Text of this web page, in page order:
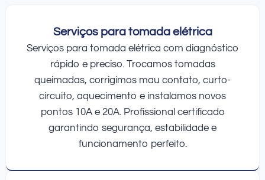
Serviços para tomada elétrica
Serviços para tomada elétrica com diagnóstico
rápido e preciso. Trocamos tomadas
queimadas, corrigimos mau contato, curto-
circuito, aquecimento e instalamos novos
pontos 10A e 20A. Profissional certificado
garantindo segurança, estabilidade e
funcionamento perfeito.